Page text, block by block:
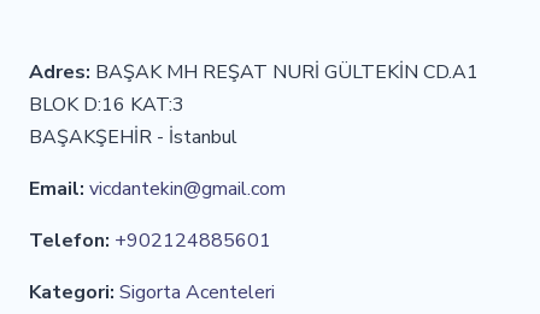
Adres: BAŞAK MH REŞAT NURİ GÜLTEKİN CD.A1
BLOK D:16 KAT:3
BAŞAKŞEHİR - İstanbul
Email: vicdantekin@gmail.com
Telefon: +902124885601
Kategori: Sigorta Acenteleri